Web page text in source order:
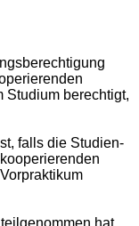
Studium berechtigt,
falls die Studien-
hat